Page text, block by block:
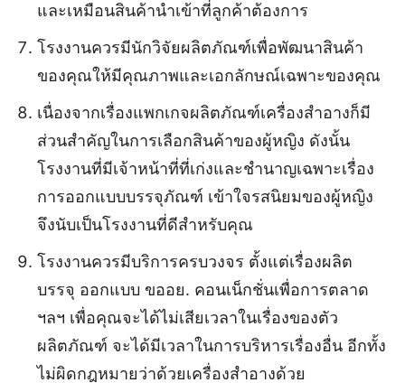
และเหมือนสินค้านำเข้าที่ลูกค้าต้องการ
โรงงานควรมีนักวิจัยผลิตภัณฑ์เพื่อพัฒนาสินค้า
ของคุณให้มีคุณภาพและเอกลักษณ์เฉพาะของคุณ
เนื่องจากเรื่องแพกเกจผลิตภัณฑ์เครื่องสำอางก็มี
ส่วนสำคัญในการเลือกสินค้าของผู้หญิง ดังนั้น
โรงงานที่มีเจ้าหน้าที่ที่เก่งและชำนาญเฉพาะเรื่อง
การออกแบบบรรจุภัณฑ์ เข้าใจรสนิยมของผู้หญิง
จึงนับเป็นโรงงานที่ดีสำหรับคุณ
โรงงานควรมีบริการครบวงจร ตั้งแต่เรื่องผลิต
บรรจุ ออกแบบ ขออย. คอนเน็กชั่นเพื่อการตลาด
ฯลฯ เพื่อคุณจะได้ไม่เสียเวลาในเรื่องของตัว
ผลิตภัณฑ์ จะได้มีเวลาในการบริหารเรื่องอื่น อีกทั้ง
ไม่ผิดกฎหมายว่าด้วยเครื่องสำอางด้วย